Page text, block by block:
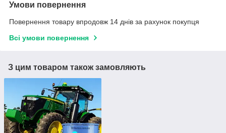
Умови повернення
Повернення товару впродовж 14 днів за рахунок покупця
Всі умови повернення
З цим товаром також замовляють